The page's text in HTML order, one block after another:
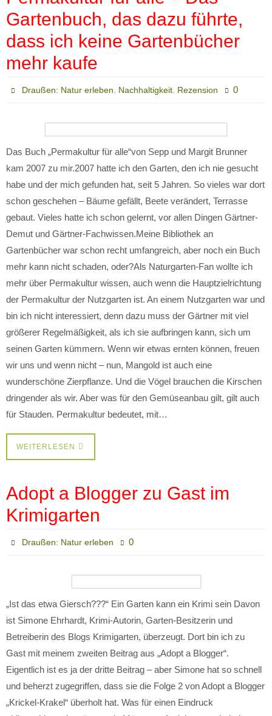
Gartenbuch, das dazu führte,
dass ich keine Gartenbücher
mehr kaufe
Draußen: Natur erleben, Nachhaltigkeit, Rezension 0
Das Buch „Permakultur für alle“von Sepp und Margit Brunner
kam 2007 zu mir.2007 hatte ich den Garten, den ich nie gesucht
habe und der mich gefunden hat, seit 5 Jahren. So vieles war dort
schon geschehen – Bäume gefällt, Beete verändert, Terrasse
gebaut. Vieles hatte ich schon gelernt, vor allen Dingen Gärtner-
Demut und Gärtner-Fachwissen.Meine Bibliothek an
Gartenbücher war schon recht umfangreich, aber noch ein Buch
mehr kann nicht schaden, oder?Als Naturgarten-Fan wollte ich
mehr über Permakultur wissen, auch wenn die Hauptzielrichtung
der Permakultur der Nutzgarten ist. An einem Nutzgarten war und
bin ich nicht interessiert, denn dazu muss der Gärtner mit viel
größerer Regelmäßigkeit, als ich sie aufbringen kann, sich um
seinen Garten kümmern. Wenn wir etwas ernten können, freuen
wir uns und wenn nicht – nun, Mangold ist auch eine
wunderschöne Zierpflanze. Und die Vögel brauchen die Kirschen
dringender als wir. Aber was für den Gemüseanbau gilt, gilt auch
für Stauden. Permakultur bedeutet, mit…
WEITERLESEN
Adopt a Blogger zu Gast im
Krimigarten
Draußen: Natur erleben 0
„Ist das etwa Giersch???“ Ein Garten kann ein Krimi sein Davon
ist Simone Ehrhardt, Krimi-Autorin, Garten-Besitzerin und
Betreiberin des Blogs Krimigarten, überzeugt. Dort bin ich zu
Gast mit meinem zweiten Beitrag aus „Adopt a Blogger“.
Eigentlich ist es ja der dritte Beitrag – aber Simone hat so schnell
und beherzt zugegriffen, dass sie die Folge 2 von Adopt a Blogger
„Krickel-Krakel“ überholt hat. Was für einen Eindruck